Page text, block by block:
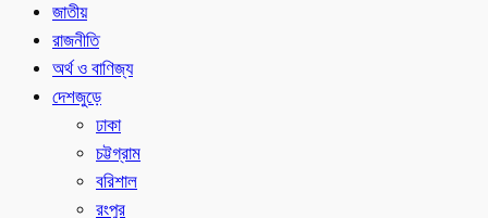
জাতীয়
রাজনীতি
অর্থ ও বাণিজ্য
দেশজুড়ে
ঢাকা
চট্টগ্রাম
বরিশাল
রংপুর